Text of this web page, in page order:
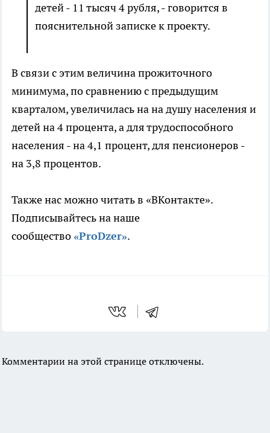
детей - 11 тысяч 4 рубля, - говорится в
пояснительной записке к проекту.
В связи с этим величина прожиточного
минимума, по сравнению с предыдущим
кварталом, увеличилась на на душу населения и
детей на 4 процента, а для трудоспособного
населения - на 4,1 процент, для пенсионеров -
на 3,8 процентов.
Также нас можно читать в «ВКонтакте».
Подписывайтесь на наше
сообщество «ProDzer».
Комментарии на этой странице отключены.